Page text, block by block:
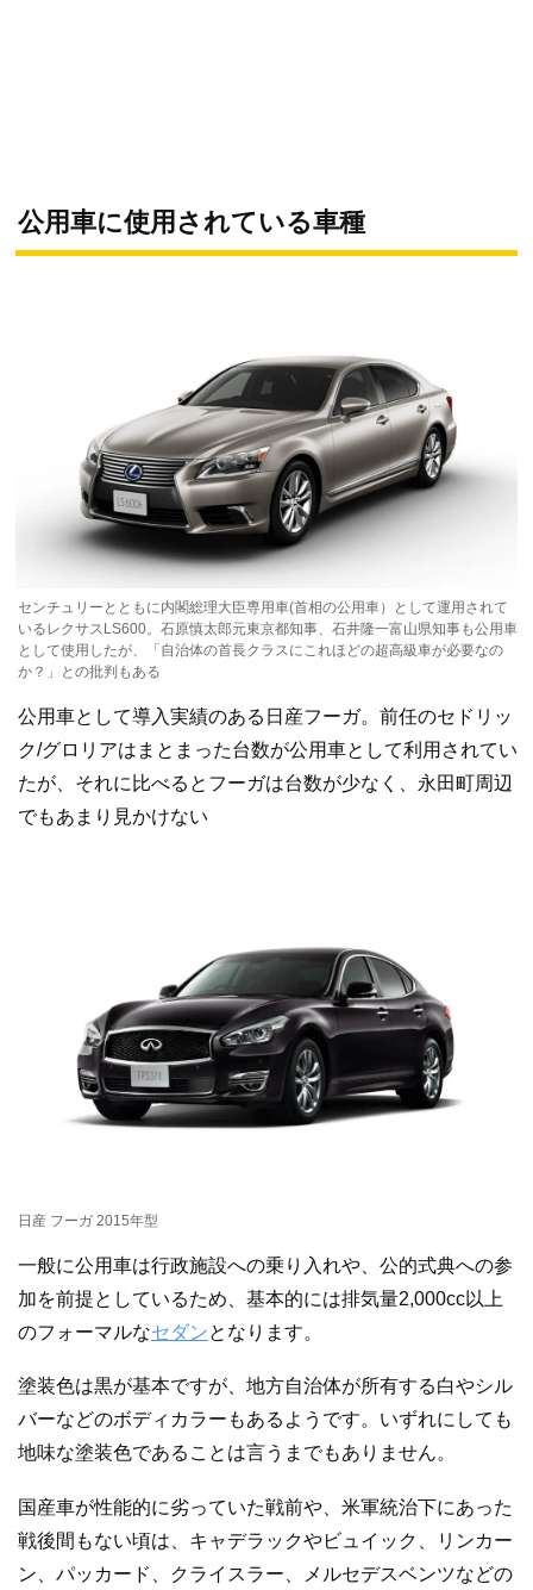
公用車に使用されている車種
センチュリーとともに内閣総理大臣専用車(首相の公用車）として運用されて
いるレクサスLS600。石原慎太郎元東京都知事、石井隆一富山県知事も公用車
として使用したが、「自治体の首長クラスにこれほどの超高級車が必要なの
か？」との批判もある
公用車として導入実績のある日産フーガ。前任のセドリッ
ク/グロリアはまとまった台数が公用車として利用されてい
たが、それに比べるとフーガは台数が少なく、永田町周辺
でもあまり見かけない
日産 フーガ 2015年型
一般に公用車は行政施設への乗り入れや、公的式典への参
加を前提としているため、基本的には排気量2,000cc以上
のフォーマルなセダンとなります。
塗装色は黒が基本ですが、地方自治体が所有する白やシル
バーなどのボディカラーもあるようです。いずれにしても
地味な塗装色であることは言うまでもありません。
国産車が性能的に劣っていた戦前や、米軍統治下にあった
戦後間もない頃は、キャデラックやビュイック、リンカー
ン、パッカード、クライスラー、メルセデスベンツなどの